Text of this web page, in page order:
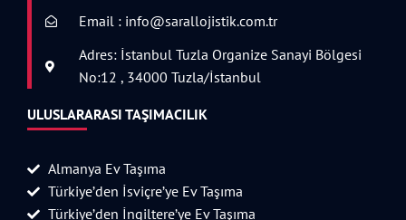
Email : info@sarallojistik.com.tr
Adres: İstanbul Tuzla Organize Sanayi Bölgesi
No:12 , 34000 Tuzla/İstanbul
ULUSLARARASI TAŞIMACILIK
Almanya Ev Taşıma
Türkiye’den İsviçre’ye Ev Taşıma
Türkiye’den İngiltere’ye Ev Taşıma